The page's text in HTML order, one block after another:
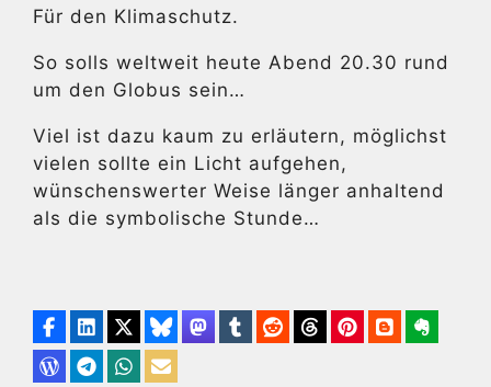
Für den Klimaschutz.
So solls weltweit heute Abend 20.30 rund
um den Globus sein…
Viel ist dazu kaum zu erläutern, möglichst
vielen sollte ein Licht aufgehen,
wünschenswerter Weise länger anhaltend
als die symbolische Stunde…